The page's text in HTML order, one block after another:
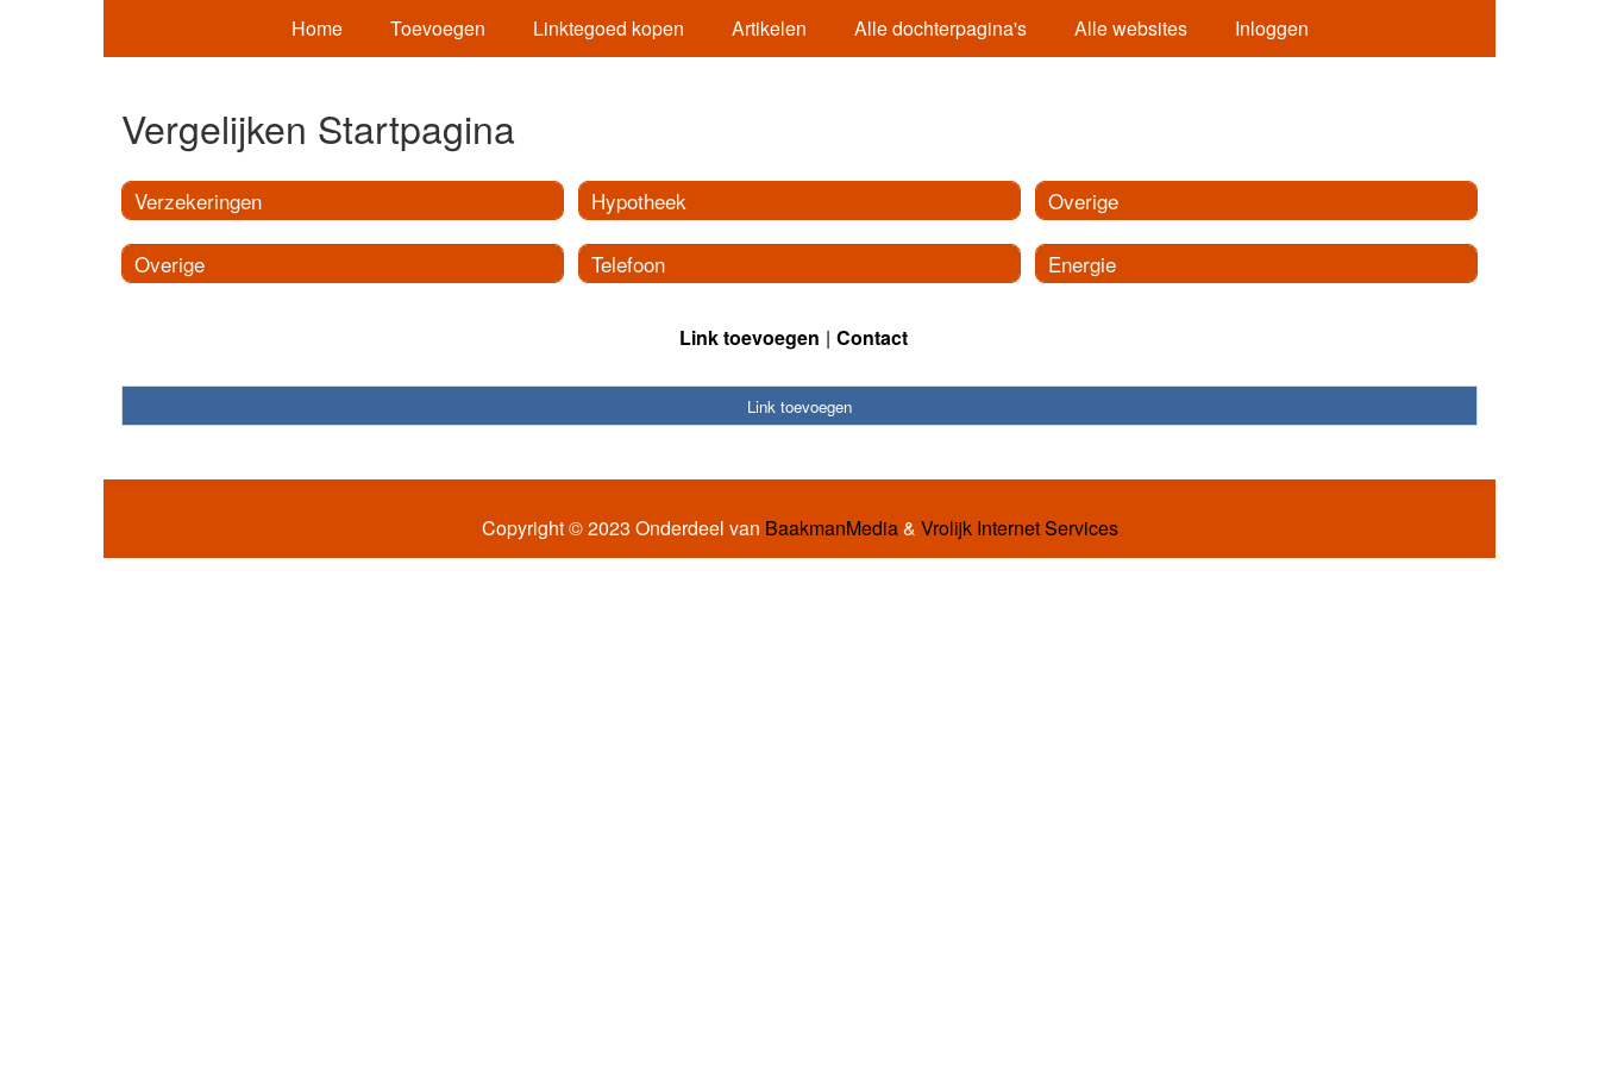
Home Toevoegen Linktegoed kopen Artikelen Alle dochterpagina's Alle websites Inloggen
Vergelijken Startpagina
Verzekeringen
Overige
Hypotheek
Telefoon
Overige
Energie
Link toevoegen Contact
Link toevoegen
Copyright © 2023 Onderdeel van BaakmanMedia& Vrolijk Internet Services